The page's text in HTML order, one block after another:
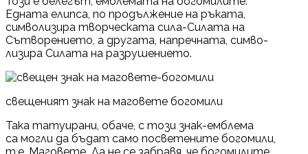
Едната елипса, по продължение на ръката,
символизира творческата сила-Силата на
Сътворението, а другата, напречната, симво-
лизира Силата на разрушението.
свещеният знак на маговете богомили
Така татуирани, обаче, с този знак-емблема
са могли да бъдат само посветените богомили,